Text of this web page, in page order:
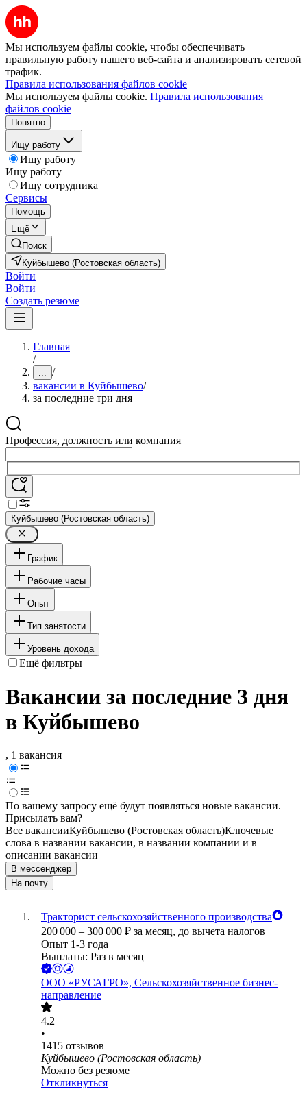
Мы используем файлы cookie, чтобы обеспечивать
правильную работу нашего веб-сайта и анализировать сетевой
трафик.
Правила использования файлов cookie
Мы используем файлы cookie. Правила использования
файлов cookie
Понятно
Ищу работу
Ищу работу
Ищу работу
Ищу сотрудника
Сервисы
Помощь
Ещё
Поиск
Куйбышево (Ростовская область)
Войти
Войти
Создать резюме
Главная
/
... /
вакансии в Куйбышево/
за последние три дня
Профессия, должность или компания
Куйбышево (Ростовская область)
График
Рабочие часы
Опыт
Тип занятости
Уровень дохода
Ещё фильтры
Вакансии за последние 3 дня
в Куйбышево
, 1 вакансия
По вашему запросу ещё будут появляться новые вакансии.
Присылать вам?
Все вакансииКуйбышево (Ростовская область)Ключевые
слова в названии вакансии, в названии компании и в
описании вакансии
В мессенджер
На почту
Тракторист сельскохозяйственного производства
200 000 – 300 000 ₽ за месяц, до вычета налогов
Опыт 1-3 года
Выплаты: Раз в месяц
ООО «РУСАГРО», Сельскохозяйственное бизнес-
направление
4.2
•
1415 отзывов
Куйбышево (Ростовская область)
Можно без резюме
Откликнуться